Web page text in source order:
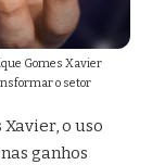
Gomes Xavier
o setor
o uso
ganhos